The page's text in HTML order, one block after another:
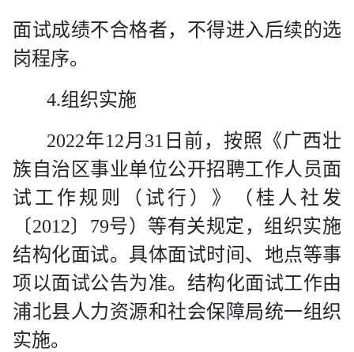
面试成绩不合格者，不得进入后续的选
岗程序。
4.组织实施
2022年12月 31 日前，按照《广西壮
族自治区事业单位公开招聘工作人员面
试工作规则（试行）》（桂人社发
〔2012〕 79号）等有关规定，组织实施
结构化面试。具体面试时间、地点等事
项以面试公告为准。结构化面试工作由
浦北县人力资源和社会保障局统一组织
实施。